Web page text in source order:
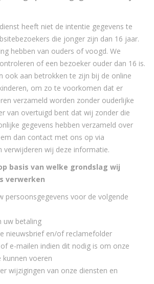
heeft niet de intentie gegevens te
die jonger zijn dan 16 jaar.
hebben van ouders of voogd. We
of een bezoeker ouder dan 16 is.
ook aan betrokken te zijn bij de online
om zo te voorkomen dat er
verzameld worden zonder ouderlijke
van overtuigd bent dat wij zonder die
gegevens hebben verzameld over
dan contact met ons op via
verwijderen wij deze informatie.
basis van welke grondslag wij
verwerken
persoonsgegevens voor de volgende
uw betaling
nieuwsbrief en/of reclamefolder
e-mailen indien dit nodig is om onze
kunnen voeren
wijzigingen van onze diensten en